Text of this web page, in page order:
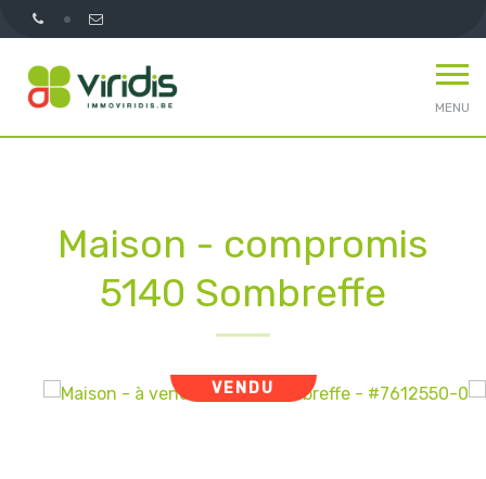
MENU
Maison - compromis
5140 Sombreffe
VENDU